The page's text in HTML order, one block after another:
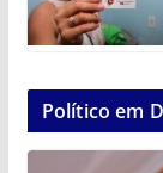
Político em